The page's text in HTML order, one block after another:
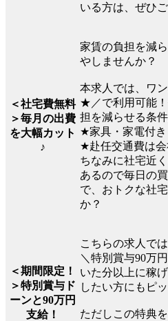
いる方は、ぜひ
＜社宅費無料
＞毎月の出費
を大幅カット
♪
家賃の負担を減
やしませんか？
本求人では、ワ
★／で利用可能
担を減らせる条
★家具・家電付き
★赴任交通費は会
ちなみに社宅近
あるので毎日の
で、おトクな社
か？
＜期間限定！
＞特別賞与ド
ーンと90万円
支給！
こちらの求人で
＼特別賞与90万
いた分以上に稼
したい方にもピ
ただしこの特典